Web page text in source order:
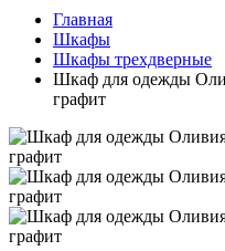
Главная
Шкафы
Шкафы трехдверные
Шкаф для одежды
графит